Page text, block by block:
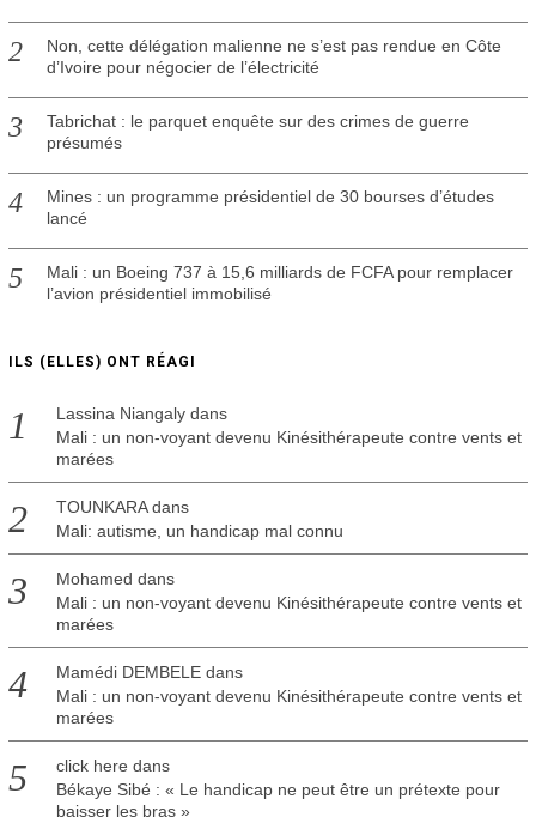
Non, cette délégation malienne ne s’est pas rendue en Côte
d’Ivoire pour négocier de l’électricité
Tabrichat : le parquet enquête sur des crimes de guerre
présumés
Mines : un programme présidentiel de 30 bourses d’études
lancé
Mali : un Boeing 737 à 15,6 milliards de FCFA pour remplacer
l’avion présidentiel immobilisé
ILS (ELLES) ONT RÉAGI
Lassina Niangalydans
Mali : un non-voyant devenu Kinésithérapeute contre vents et
marées
TOUNKARAdans
Mali: autisme, un handicap mal connu
Mohamed dans
Mali : un non-voyant devenu Kinésithérapeute contre vents et
marées
Mamédi DEMBELEdans
Mali : un non-voyant devenu Kinésithérapeute contre vents et
marées
click here dans
Békaye Sibé : « Le handicap ne peut être un prétexte pour
baisser les bras »